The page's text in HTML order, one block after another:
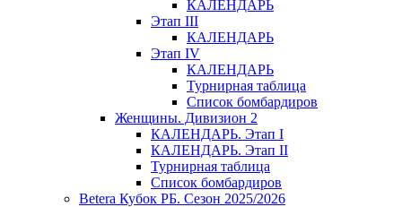
КАЛЕНДАРЬ
Этап III
КАЛЕНДАРЬ
Этап IV
КАЛЕНДАРЬ
Турнирная таблица
Список бомбардиров
Женщины. Дивизион 2
КАЛЕНДАРЬ. Этап I
КАЛЕНДАРЬ. Этап II
Турнирная таблица
Список бомбардиров
Betera Кубок РБ. Сезон 2025/2026